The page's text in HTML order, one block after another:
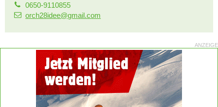
0650-9110855
orch28idee@gmail.com
ANZEIGE